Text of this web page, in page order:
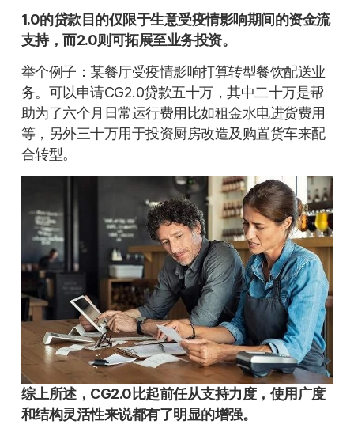
1.0的贷款目的仅限于生意受疫情影响期间的资金流
支持，而2.0则可拓展至业务投资。
举个例子：某餐厅受疫情影响打算转型餐饮配送业
务。可以申请CG2.0贷款五十万，其中二十万是帮
助为了六个月日常运行费用比如租金水电进货费用
等，另外三十万用于投资厨房改造及购置货车来配
合转型。
综上所述，CG2.0比起前任从支持力度，使用广度
和结构灵活性来说都有了明显的增强。